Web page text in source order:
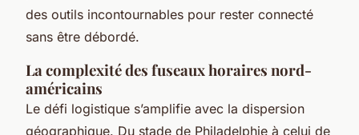
des outils incontournables pour rester connecté
sans être débordé.
La complexité des fuseaux horaires nord-
américains
Le défi logistique s’amplifie avec la dispersion
géographique. Du stade de Philadelphie à celui de